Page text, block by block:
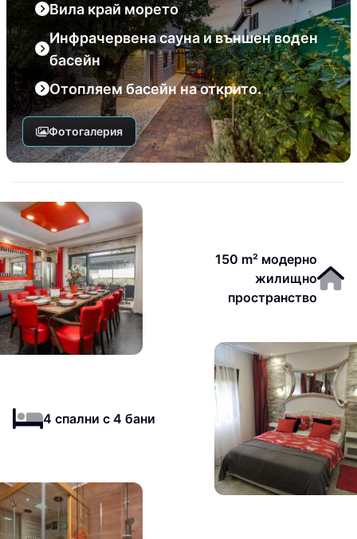
Вила край морето
Инфрачервена сауна и външен воден
басейн
Отопляем басейн на открито.
Фотогалерия
150 m² модерно
жилищно
пространство
4 спални с 4 бани